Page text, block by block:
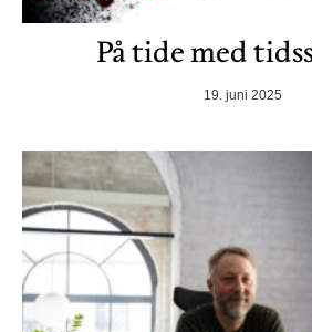
På tide med
19. juni 2025